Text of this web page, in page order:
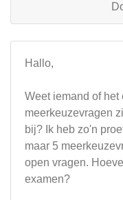
Hallo,
Weet iemand of het
meerkeuzevragen
bij? Ik heb zo'n
maar 5
open vragen.
examen?